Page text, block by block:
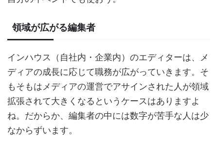
領域が広がる編集者
インハウス（自社内・企業内）のエディターは、メ
ディアの成長に応じて職務が広がっていきます。そ
もそもはメディアの運営でアサインされた人が領域
拡張されて大きくなるというケースはありますよ
ね。だからか、編集者の中には数字が苦手な人は少
なからずいます。